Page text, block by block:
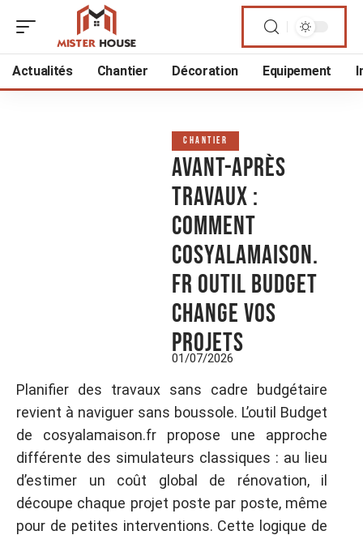
Actualités Chantier Décoration Equipement
CHANTIER
Avant-après
travaux :
comment
cosyalamaison.
fr outil Budget
change vos
projets
01/07/2026
Planifier des travaux sans cadre budgétaire
revient à naviguer sans boussole. L’outil Budget
de cosyalamaison.fr propose une approche
différente des simulateurs classiques : au lieu
d’estimer un coût global de rénovation, il
découpe chaque projet poste par poste, même
pour de petites interventions. Cette logique de